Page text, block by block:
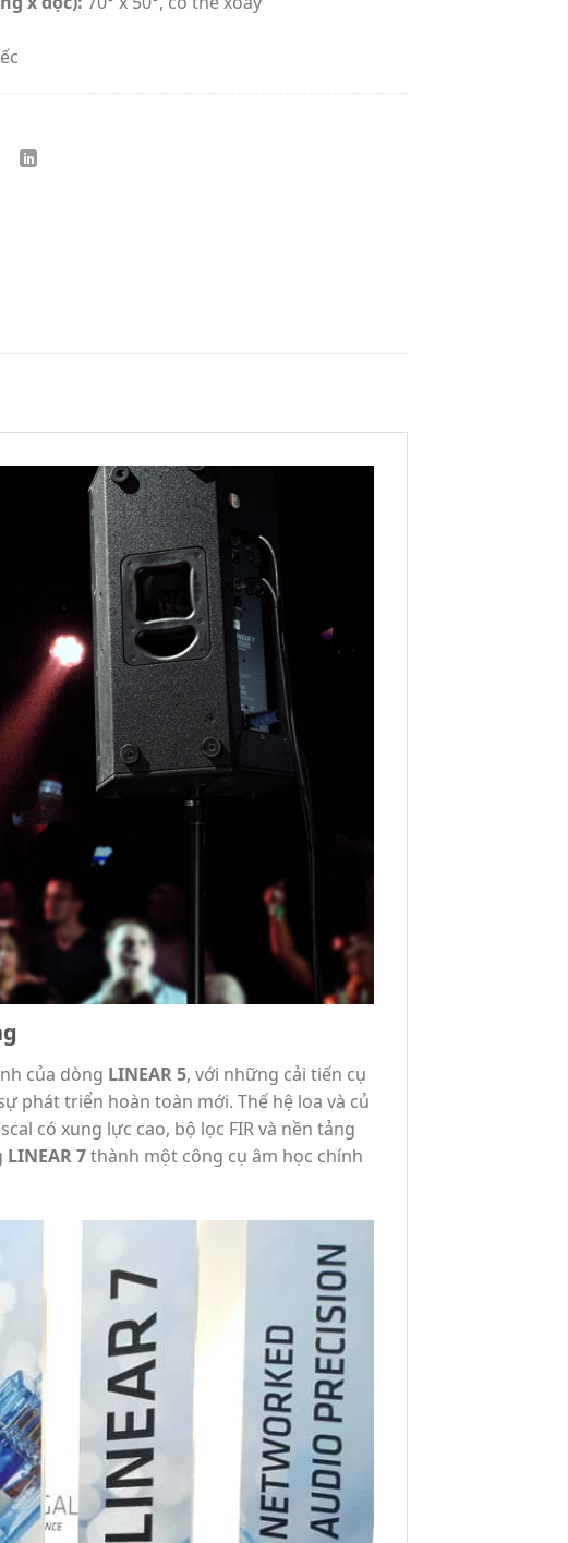
của dòng LINEAR 5, với những cải tiến cụ
phát triển hoàn toàn mới. Thế hệ loa và củ
có xung lực cao, bộ lọc FIR và nền tảng
LINEAR 7thành một công cụ âm học chính